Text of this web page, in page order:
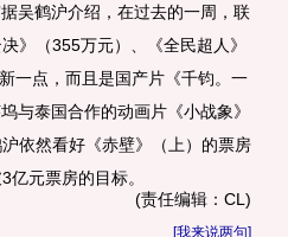
吴鹤沪介绍，在过去的一周，联
》（355万元）、《全民超人》
一点，而且是国产片《千钧。一
与泰国合作的动画片《小战象》
依然看好《赤壁》（上）的票房
元票房的目标。
(责任编辑：CL)
[我来说两句]